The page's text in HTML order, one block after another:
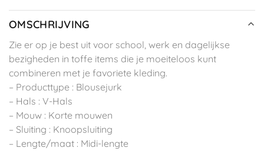
OMSCHRIJVING
Zie er op je best uit voor school, werk en dagelijkse
bezigheden in toffe items die je moeiteloos kunt
combineren met je favoriete kleding.
– Producttype : Blousejurk
– Hals : V-Hals
– Mouw : Korte mouwen
– Sluiting : Knoopsluiting
– Lengte/maat : Midi-lengte